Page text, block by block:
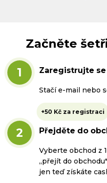
Začněte
1 Zaregistrujte
Stačí e-mail nebo
+50 Kč za registraci
2 Přejděte do
Vyberte obchod z
„přejít do
jen teď získáte